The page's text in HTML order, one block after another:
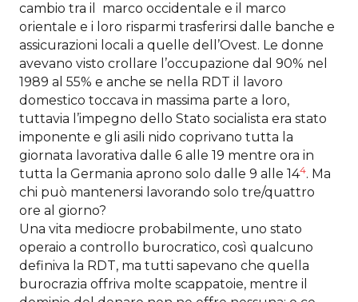
cambio tra il marco occidentale e il marco
orientale e i loro risparmi trasferirsi dalle banche e
assicurazioni locali a quelle dell’Ovest. Le donne
avevano visto crollare l’occupazione dal 90% nel
1989 al 55% e anche se nella RDT il lavoro
domestico toccava in massima parte a loro,
tuttavia l’impegno dello Stato socialista era stato
imponente e gli asili nido coprivano tutta la
giornata lavorativa dalle 6 alle 19 mentre ora in
tutta la Germania aprono solo dalle 9 alle 144. Ma
chi può mantenersi lavorando solo tre/quattro
ore al giorno?
Una vita mediocre probabilmente, uno stato
operaio a controllo burocratico, così qualcuno
definiva la RDT, ma tutti sapevano che quella
burocrazia offriva molte scappatoie, mentre il